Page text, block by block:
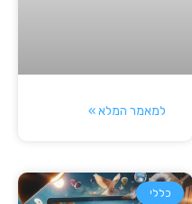
למאמר המלא »
כללי